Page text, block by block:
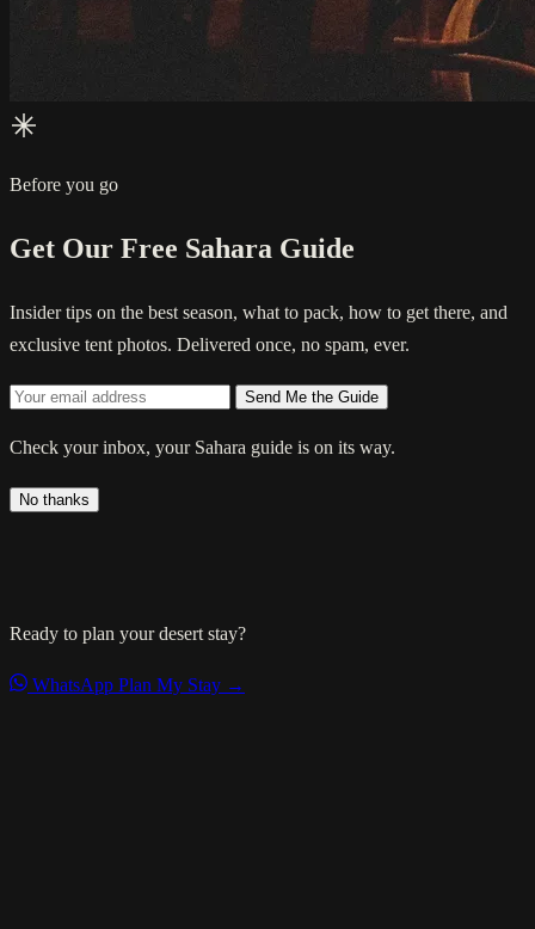
Before you go
Get Our Free Sahara Guide
Insider tips on the best season, what to pack, how to get there, and
exclusive tent photos. Delivered once, no spam, ever.
Send Me the Guide
Check your inbox, your Sahara guide is on its way.
No thanks
Ready to plan your desert stay?
WhatsApp Plan My Stay →